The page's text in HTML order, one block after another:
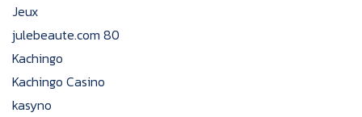
Jeux
julebeaute.com 80
Kachingo
Kachingo Casino
kasyno